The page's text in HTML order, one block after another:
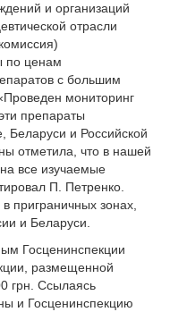
и организаций
отрасли
по ценам
с большим
мониторинг
препараты
Беларуси и Российской
отметила, что в нашей
все изучаемые
П. Петренко.
приграничных зонах,
и Беларуси.
Госценинспекции
размещенной
грн. Ссылаясь
и Госценинспекцию